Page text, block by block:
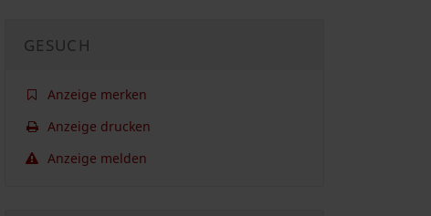
GESUCH
Anzeige merken
Anzeige drucken
Anzeige melden